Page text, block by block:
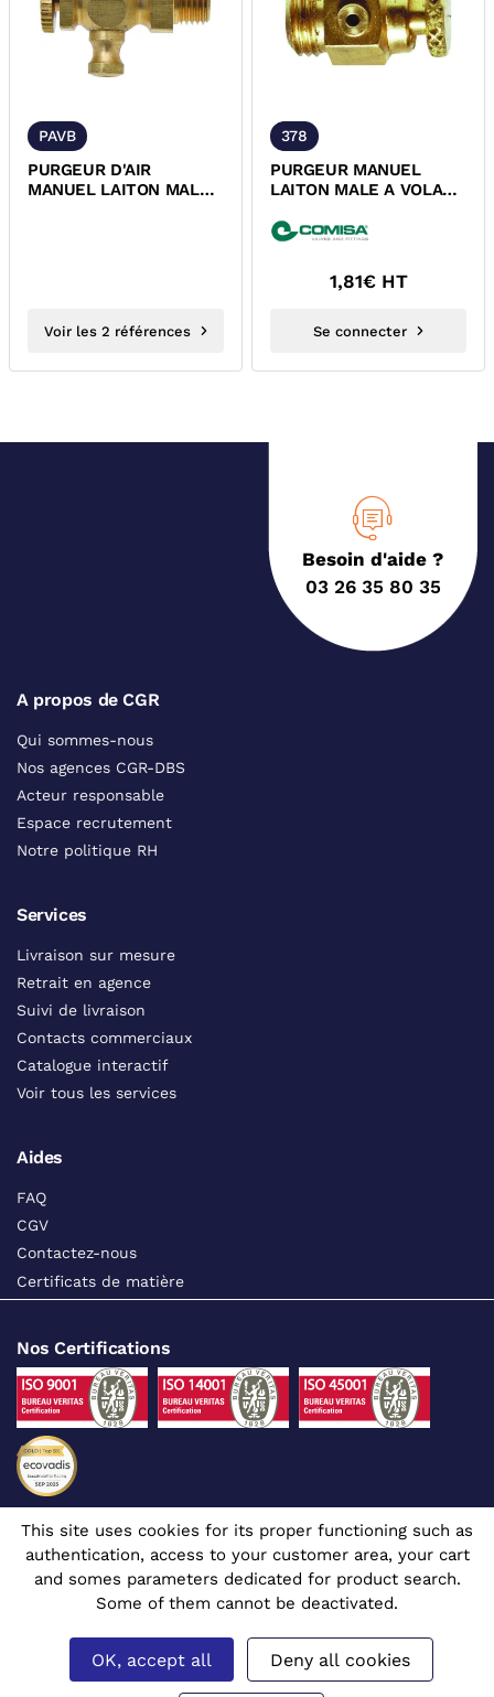
PAVB
PURGEUR D'AIR
MANUEL LAITON MALE
Voir les 2 références
378
PURGEUR MANUEL
LAITON MALE A VOLANT
1,81€ HT
Se connecter
Besoin d'aide ?
03 26 35 80 35
A propos de CGR
Qui sommes-nous
Nos agences CGR-DBS
Acteur responsable
Espace recrutement
Notre politique RH
Services
Livraison sur mesure
Retrait en agence
Suivi de livraison
Contacts commerciaux
Catalogue interactif
Voir tous les services
Aides
FAQ
CGV
Contactez-nous
Certificats de matière
Nos Certifications
Suivez-nous sur les réseaux sociaux
Site dédié aux professionnels
© 1980 - 2026 CGR - Tous droits réservés
This site uses cookies for its proper functioning such as
authentication, access to your customer area, your cart
and somes parameters dedicated for product search.
Some of them cannot be deactivated.
OK, accept all Deny all cookies